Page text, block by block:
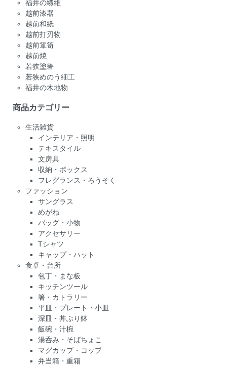
福井の繊維
越前漆器
越前和紙
越前打刃物
越前箪笥
越前焼
若狭塗箸
若狭めのう細工
福井の木地物
商品カテゴリー
生活雑貨
インテリア・照明
テキスタイル
文房具
収納・ボックス
フレグランス・ろうそく
ファッション
サングラス
めがね
バッグ・小物
アクセサリー
Tシャツ
キャップ・ハット
食卓・台所
包丁・まな板
キッチンツール
箸・カトラリー
平皿・プレート・小皿
深皿・丼ぶり鉢
飯碗・汁椀
湯呑み・そばちょこ
マグカップ・コップ
弁当箱・重箱